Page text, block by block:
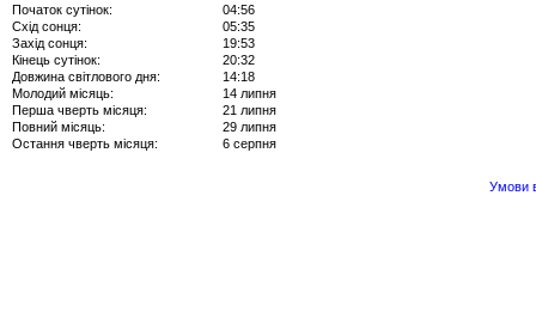
Початок сутінок:
04:56
Схід сонця:
05:35
Захід сонця:
19:53
Кінець сутінок:
20:32
Довжина світлового дня:
14:18
Молодий місяць:
14 липня
Перша чверть місяця:
21 липня
Повний місяць:
29 липня
Остання чверть місяця:
6 серпня
Умови